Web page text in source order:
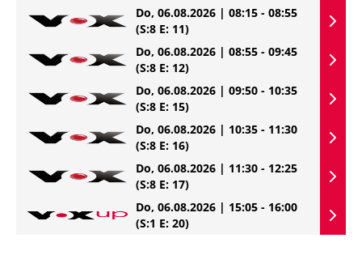
Do, 06.08.2026 | 08:15 - 08:55
(S:8 E: 11)
Do, 06.08.2026 | 08:55 - 09:45
(S:8 E: 12)
Do, 06.08.2026 | 09:50 - 10:35
(S:8 E: 15)
Do, 06.08.2026 | 10:35 - 11:30
(S:8 E: 16)
Do, 06.08.2026 | 11:30 - 12:25
(S:8 E: 17)
Do, 06.08.2026 | 15:05 - 16:00
(S:1 E: 20)